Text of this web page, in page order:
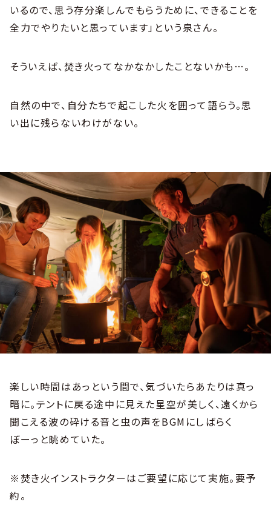
いるので、思う存分楽しんでもらうために、できることを
全力でやりたいと思っています」という泉さん。
そういえば、焚き火ってなかなかしたことないかも…。
自然の中で、自分たちで起こした火を囲って語らう。思
い出に残らないわけがない。
楽しい時間はあっという間で、気づいたらあたりは真っ
暗に。テントに戻る途中に見えた星空が美しく、遠くから
聞こえる波の砕ける音と虫の声をBGMにしばらく
ぼーっと眺めていた。
※焚き火インストラクターはご要望に応じて実施。要予
約。